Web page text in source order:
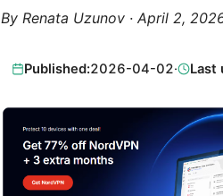
By Renata Uzunov · April 2,
Published:2026-04-02· Last